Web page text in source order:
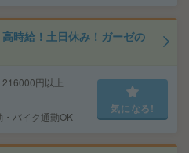
時給！土日休み！ガーゼの
円以上
バイク通勤OK
気になる!